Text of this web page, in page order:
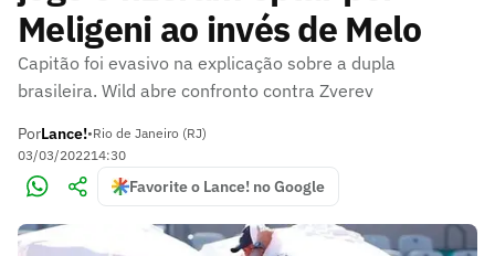
Meligeni ao invés de Melo
Capitão foi evasivo na explicação sobre a dupla
brasileira. Wild abre confronto contra Zverev
PorLance!•Rio de Janeiro (RJ)
03/03/202214:30
Favorite o Lance! no Google